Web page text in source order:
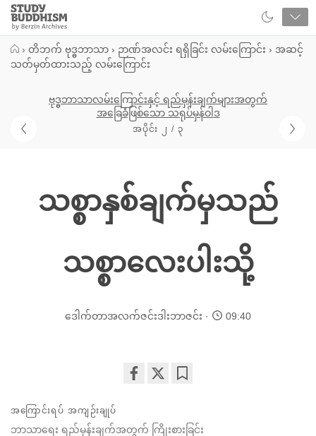
Close
Study
Buddhism
Home
› တိဘက် ဗုဒ္ဓဘာသာ › ဉာဏ်အလင်း ရရှိခြင်း လမ်းကြောင်း › အဆင့်
သတ်မှတ်ထားသည့် လမ်းကြောင်း
ဗုဒ္ဓဘာသာလမ်းကြောင်းနှင့် ရည်မှန်းချက်များအတွက်
အခြေခံဖြစ်သော သရုပ်မှန်ဝါဒ
အပိုင်း ၂ / ၃
သစ္စာနှစ်ချက်မှသည်
သစ္စာလေးပါးသို့
ဒေါက်တာအလက်ဇင်းဒါးဘာဇင်း 09:40
facebook
အကြောင်းရပ် အကျဉ်းချုပ်
ဘာသာရေး ရည်မှန်းချက်အတွက် ကြိုးစားခြင်း